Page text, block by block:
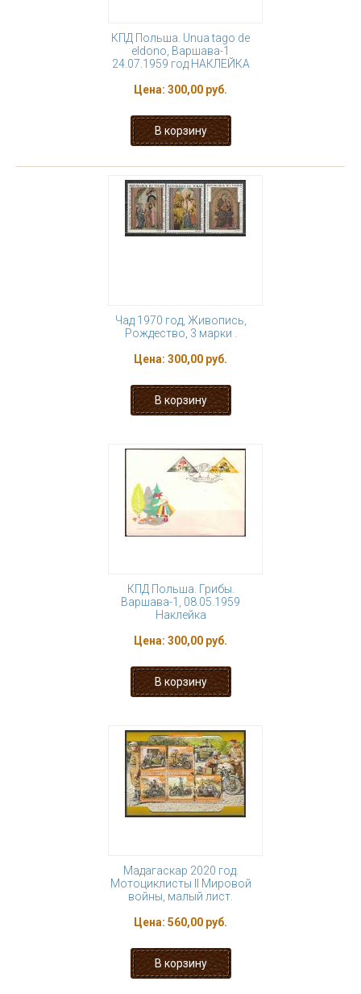
КПД Польша. Unua tago de
eldono, Варшава-1
24.07.1959 год НАКЛЕЙКА
Цена: 300,00 руб.
Чад 1970 год, Живопись,
Рождество, 3 марки .
Цена: 300,00 руб.
КПД Польша. Грибы.
Варшава-1, 08.05.1959
Наклейка
Цена: 300,00 руб.
Мадагаскар 2020 год.
Мотоциклисты II Мировой
войны, малый лист.
Цена: 560,00 руб.